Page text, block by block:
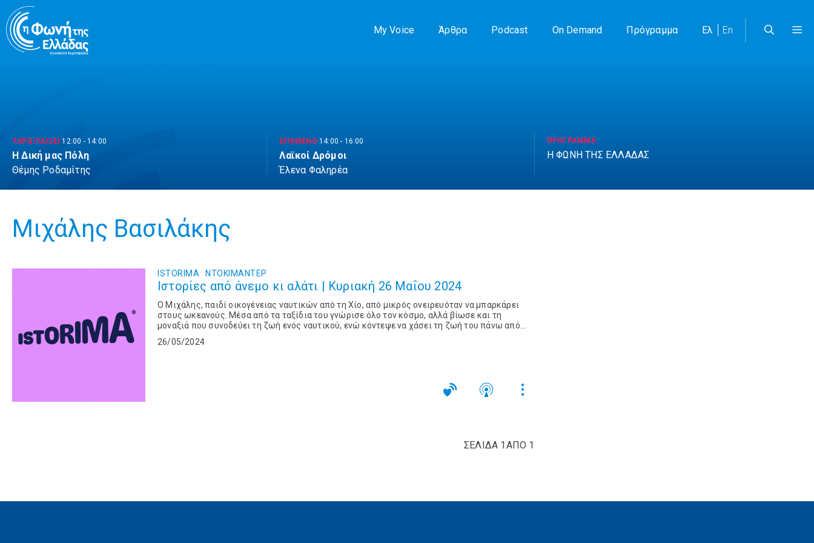
Μετάβαση
σε
περιεχόμενο
My Voice Άρθρα Podcast On Demand Πρόγραμμα Ελ En
ΤΩΡΑ ΠΑΙΖΕΙ12:00 -14:00
Η Δική μας Πόλη
Θέμης Ροδαμίτης
ΕΠΟΜΕΝΟ 14:00 - 16:00
Λαϊκοί Δρόμοι
Έλενα Φαληρέα
ΠΡΟΓΡΑΜΜΑ
Η ΦΩΝΗ ΤΗΣ ΕΛΛΑΔΑΣ
Μιχάλης Βασιλάκης
ISTORIMA ΝΤΟΚΙΜΑΝΤΈΡ
Ιστορίες από άνεμο κι αλάτι | Κυριακή 26 Μαΐου 2024
Ο Μιχάλης, παιδί οικογένειας ναυτικών από τη Χίο, από μικρός ονειρευόταν να μπαρκάρει
στους ωκεανούς. Μέσα από τα ταξίδια του γνώρισε όλο τον κόσμο, αλλά βίωσε και τη
μοναξιά που συνοδεύει τη ζωή ενός ναυτικού, ενώ κόντεψε να χάσει τη ζωή του πάνω από
26/05/2024
ΣΕΛΙΔΑ 1ΑΠΟ 1